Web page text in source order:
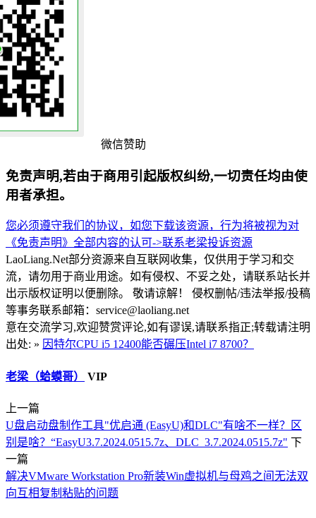
微信赞助
免责声明,若由于商用引起版权纠纷,一切责任均由使
用者承担。
您必须遵守我们的协议，如您下载该资源，行为将被视为对
《免责声明》全部内容的认可->联系老梁投诉资源
LaoLiang.Net部分资源来自互联网收集，仅供用于学习和交
流，请勿用于商业用途。如有侵权、不妥之处，请联系站长并
出示版权证明以便删除。 敬请谅解！ 侵权删帖/违法举报/投稿
等事务联系邮箱：service@laoliang.net
意在交流学习,欢迎赞赏评论,如有谬误,请联系指正;转载请注明
出处: » 因特尔CPU i5 12400能否碾压Intel i7 8700？
老梁（蛤蟆哥） VIP
上一篇
U盘启动盘制作工具"优启通 (EasyU)和DLC"有啥不一样？区
别是啥？“EasyU3.7.2024.0515.7z、DLC_3.7.2024.0515.7z" 下
一篇
解决VMware Workstation Pro新装Win虚拟机与母鸡之间无法双
向互相复制粘贴的问题